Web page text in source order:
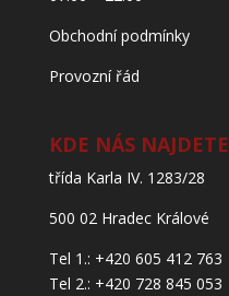
Obchodní podmínky
Provozní řád
KDE NÁS NAJDETE
třída Karla IV. 1283/28
500 02 Hradec Králové
Tel 1.: +420 605 412 763
Tel 2.: +420 728 845 053